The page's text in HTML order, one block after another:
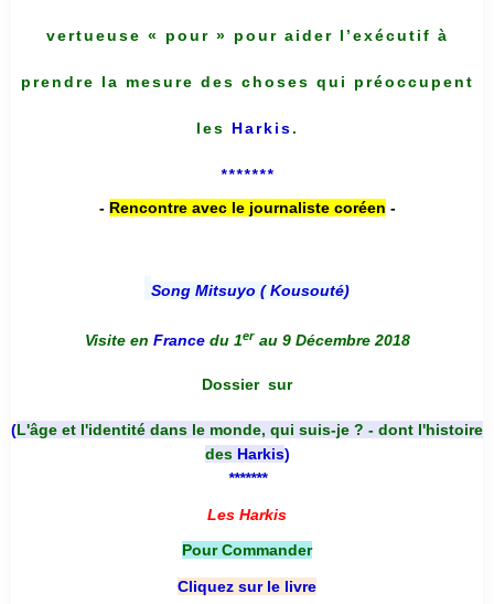
vertueuse « pour » pour aider l’exécutif à
prendre la mesure des choses qui préoccupent
les Harkis.
*******
- Rencontre avec le journaliste coréen -
Song Mitsuyo ( Kousouté)
Visite en France du 1er au 9 Décembre 2018
Dossier sur
(L'âge et l'identité dans le monde, qui suis-je ? - dont l'histoire
des Harkis)
*******
Les Harkis
Pour Commander
Cliquez sur le livre